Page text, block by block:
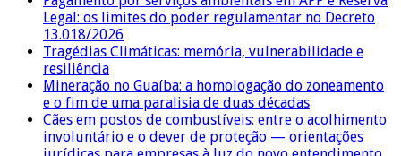
Legal: os limites do poder regulamentar no Decreto
13.018/2026
Tragédias Climáticas: memória, vulnerabilidade e
resiliência
Mineração no Guaíba: a homologação do zoneamento
e o fim de uma paralisia de duas décadas
Cães em postos de combustíveis: entre o acolhimento
involuntário e o dever de proteção — orientações